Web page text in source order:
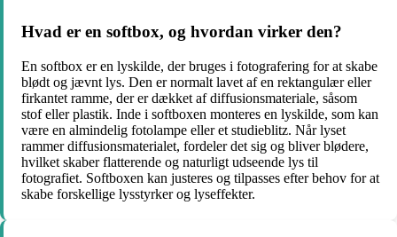
Hvad er en softbox, og hvordan virker den?
En softbox er en lyskilde, der bruges i fotografering for at skabe
blødt og jævnt lys. Den er normalt lavet af en rektangulær eller
firkantet ramme, der er dækket af diffusionsmateriale, såsom
stof eller plastik. Inde i softboxen monteres en lyskilde, som kan
være en almindelig fotolampe eller et studieblitz. Når lyset
rammer diffusionsmaterialet, fordeler det sig og bliver blødere,
hvilket skaber flatterende og naturligt udseende lys til
fotografiet. Softboxen kan justeres og tilpasses efter behov for at
skabe forskellige lysstyrker og lyseffekter.